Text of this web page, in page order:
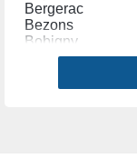
Bergerac
Bezons
Bobigny
Bordeaux
Brive la Gaillarde